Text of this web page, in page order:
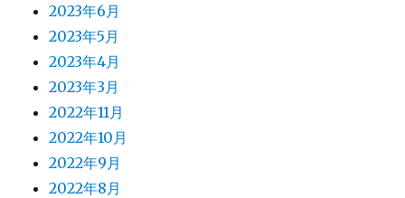
2023年6月
2023年5月
2023年4月
2023年3月
2022年11月
2022年10月
2022年9月
2022年8月